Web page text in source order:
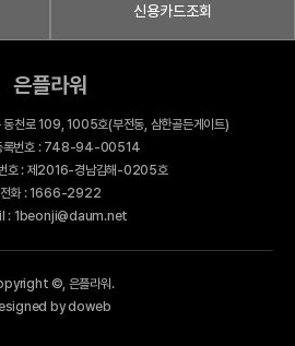
신용카드조회
은플라워
동천로 109, 1005호(부전동, 삼한골든게이트)
록번호 : 748-94-00514
호 : 제2016-경남김해-0205호
전화 : 1666-2922
: 1beonji@daum.net
©, 은플라워.
by doweb